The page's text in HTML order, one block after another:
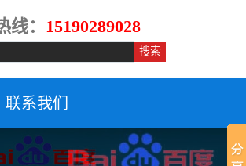
线： 15190289028
联系我们